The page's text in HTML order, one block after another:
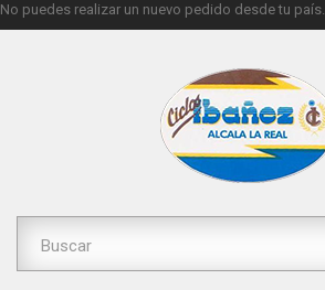
No puedes realizar un nuevo pedido desde tu país.